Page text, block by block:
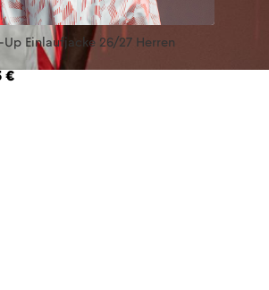
Up Einlaufjacke 26/27 Herren
€